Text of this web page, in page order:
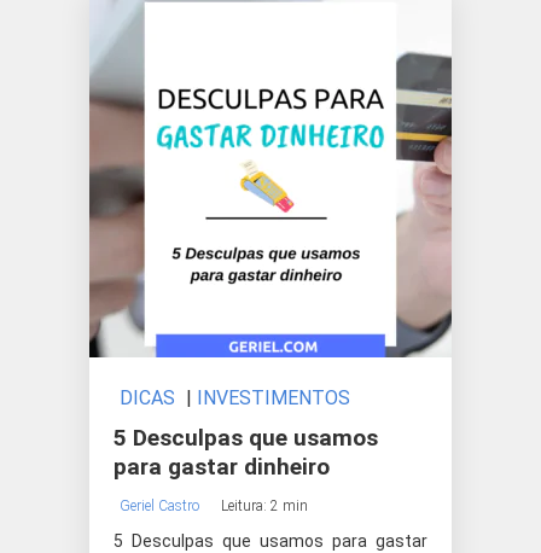
DICAS | INVESTIMENTOS
5 Desculpas que usamos
para gastar dinheiro
Geriel Castro Leitura: 2 min
5 Desculpas que usamos para gastar